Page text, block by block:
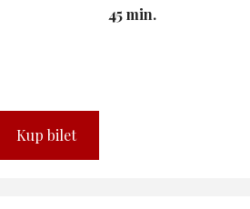
45 min.
Kup bilet